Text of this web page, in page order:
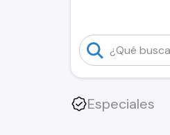
Especiales